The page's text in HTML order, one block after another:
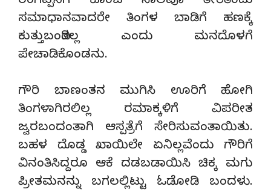
ಸಮಾಧಾನವಾದರೇ ತಿಂಗಳ ಬಾಡಿಗೆ ಹಣಕ್ಕೆ
ಕುತ್ತುಬಂದಿತಲ್ಲ ಎಂದು ಮನದೊಳಗೆ
ಪೇಚಾಡಿಕೊಂಡನು.
ಗೌರಿ ಬಾಣಂತನ ಮುಗಿಸಿ ಊರಿಗೆ ಹೋಗಿ
ತಿಂಗಳಾಗಿರಲಿಲ್ಲ ರಮಾಕ್ಕಳಿಗೆ ವಿಪರೀತ
ಜ್ವರಬಂದಂತಾಗಿ ಆಸ್ಪತ್ರೆಗೆ ಸೇರಿಸುವಂತಾಯಿತು.
ಬಹಳ ದೊಡ್ಡ ಖಾಯಿಲೇ ಏನಿಲ್ಲವೆಂದು ಗೌರಿಗೆ
ವಿನಂತಿಸಿದ್ದರೂ ಆಕೆ ದಡಬಡಾಯಿಸಿ ಚಿಕ್ಕ ಮಗು
ಪ್ರೀತಮನನ್ನು ಬಗಲಲ್ಲಿಟ್ಟು ಓಡೋಡಿ ಬಂದಳು.